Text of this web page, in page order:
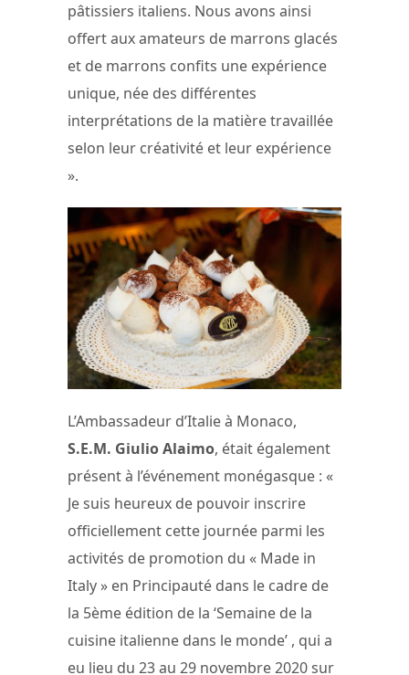
pâtissiers italiens. Nous avons ainsi
offert aux amateurs de marrons glacés
et de marrons confits une expérience
unique, née des différentes
interprétations de la matière travaillée
selon leur créativité et leur expérience
».
L’Ambassadeur d’Italie à Monaco,
S.E.M. Giulio Alaimo, était également
présent à l’événement monégasque : «
Je suis heureux de pouvoir inscrire
officiellement cette journée parmi les
activités de promotion du « Made in
Italy » en Principauté dans le cadre de
la 5ème édition de la ‘Semaine de la
cuisine italienne dans le monde’ , qui a
eu lieu du 23 au 29 novembre 2020 sur